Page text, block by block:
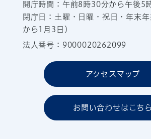
開庁時間：午前8時30分から午後
閉庁日：土曜・日曜・祝日・年末
から1月3日）
法人番号：9000020262099
アクセスマップ
お問い合わせはこちら